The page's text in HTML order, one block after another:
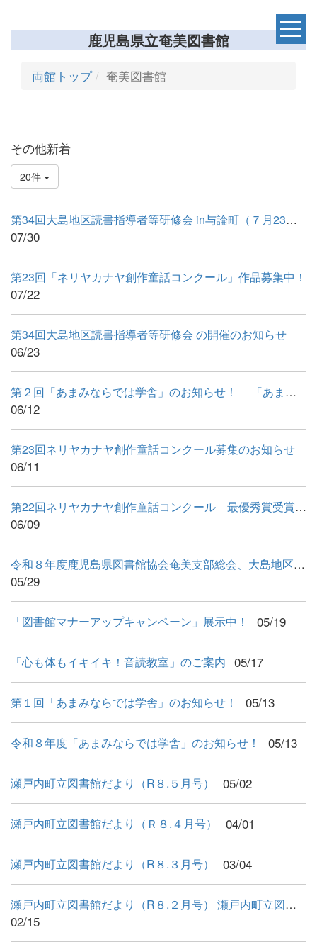
鹿児島県立奄美図書館
両館トップ 奄美図書館
その他新着
20件
第34回大島地区読書指導者等研修会 in与論町（７月23日・24日） ...
07/30
第23回「ネリヤカナヤ創作童話コンクール」作品募集中！
07/22
第34回大島地区読書指導者等研修会 の開催のお知らせ
06/23
第２回「あまみならでは学舎」のお知らせ！ 「あまみならでは...
06/12
第23回ネリヤカナヤ創作童話コンクール募集のお知らせ
06/11
第22回ネリヤカナヤ創作童話コンクール 最優秀賞受賞作品
06/09
令和８年度鹿児島県図書館協会奄美支部総会、大島地区図書館連絡...
05/29
「図書館マナーアップキャンペーン」展示中！ 05/19
「心も体もイキイキ！音読教室」のご案内 05/17
第１回「あまみならでは学舎」のお知らせ！ 05/13
令和８年度「あまみならでは学舎」のお知らせ！ 05/13
瀬戸内町立図書館だより（R８.５月号） 05/02
瀬戸内町立図書館だより（Ｒ８.４月号） 04/01
瀬戸内町立図書館だより（R８.３月号） 03/04
瀬戸内町立図書館だより（R８.２月号） 瀬戸内町立図書館だよ...
02/15